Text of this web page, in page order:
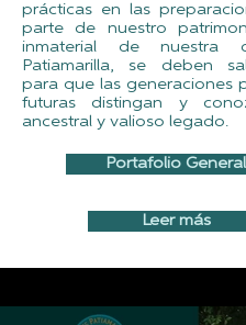
prácticas en las
parte de nuestro
inmaterial de nuestra
Patiamarilla, se deben
para que las generaciones
futuras distingan y
ancestral y valioso legado.
Portafolio General
Leer más